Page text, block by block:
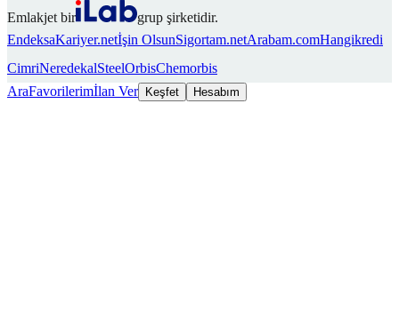
Emlakjet bir
grup şirketidir.
EndeksaKariyer.netİşin OlsunSigortam.netArabam.comHangikredi
CimriNeredekalSteelOrbisChemorbis
AraFavorilerimİlan Ver Keşfet Hesabım